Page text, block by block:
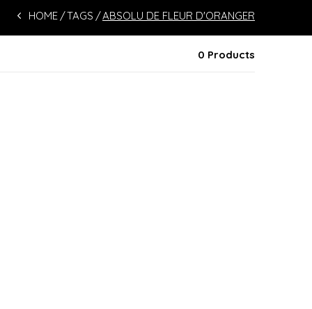
HOME TAGS ABSOLU DE FLEUR D'ORANGER
0 Products